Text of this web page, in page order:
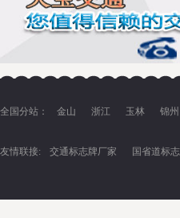
全国分站： 金山 浙江 玉林 锦州
友情联接: 交通标志牌厂家 国省道标